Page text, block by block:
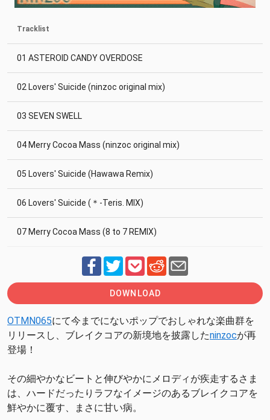
Tracklist
01 ASTEROID CANDY OVERDOSE
02 Lovers' Suicide (ninzoc original mix)
03 SEVEN SWELL
04 Merry Cocoa Mass (ninzoc original mix)
05 Lovers' Suicide (Hawawa Remix)
06 Lovers' Suicide (＊-Teris. MIX)
07 Merry Cocoa Mass (8 to 7 REMIX)
DOWNLOAD
OTMN065にて今までにないポップでおしゃれな楽曲群を
リリースし、ブレイクコアの新境地を披露したninzocが再
登場！
その細やかなビートと伸びやかにメロディが疾走するさま
は、ハードだったりラフなイメージのあるブレイクコアを
鮮やかに覆す、まさに甘い病。